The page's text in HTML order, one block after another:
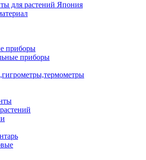
для растений Япония
приборы
приборы